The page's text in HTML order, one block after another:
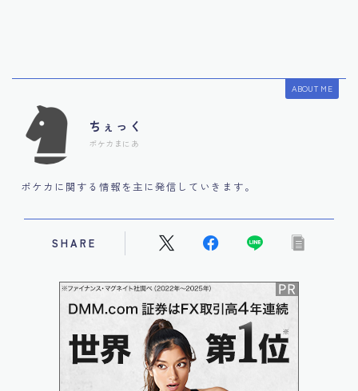
ABOUT ME
ちぇっく
ポケカまにあ
ポケカに関する情報を主に発信していきます。
SHARE